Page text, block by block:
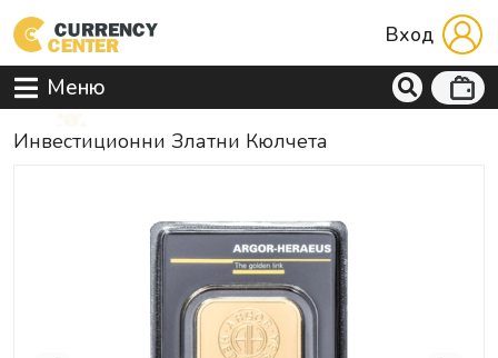
Вход
Меню
Инвестиционни Златни Кюлчета